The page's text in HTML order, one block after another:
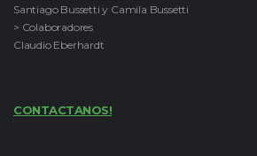
Santiago Bussetti y Camila Bussetti
> Colaboradores
Claudio Eberhardt
CONTACTANOS!